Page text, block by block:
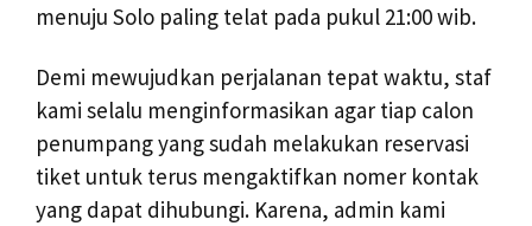
menuju Solo paling telat pada pukul 21:00 wib.
Demi mewujudkan perjalanan tepat waktu, staf
kami selalu menginformasikan agar tiap calon
penumpang yang sudah melakukan reservasi
tiket untuk terus mengaktifkan nomer kontak
yang dapat dihubungi. Karena, admin kami